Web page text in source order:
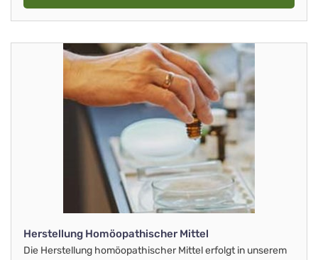
Herstellung Homöopathischer Mittel
Die Herstellung homöopathischer Mittel erfolgt in unserem